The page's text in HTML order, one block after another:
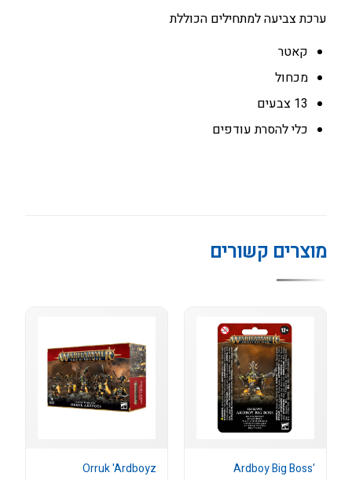
ערכת צביעה למתחילים הכוללת
קאטר
מכחול
13 צבעים
כלי להסרת עודפים
מוצרים קשורים
'Ardboy Big Boss
Orruk 'Ardboyz